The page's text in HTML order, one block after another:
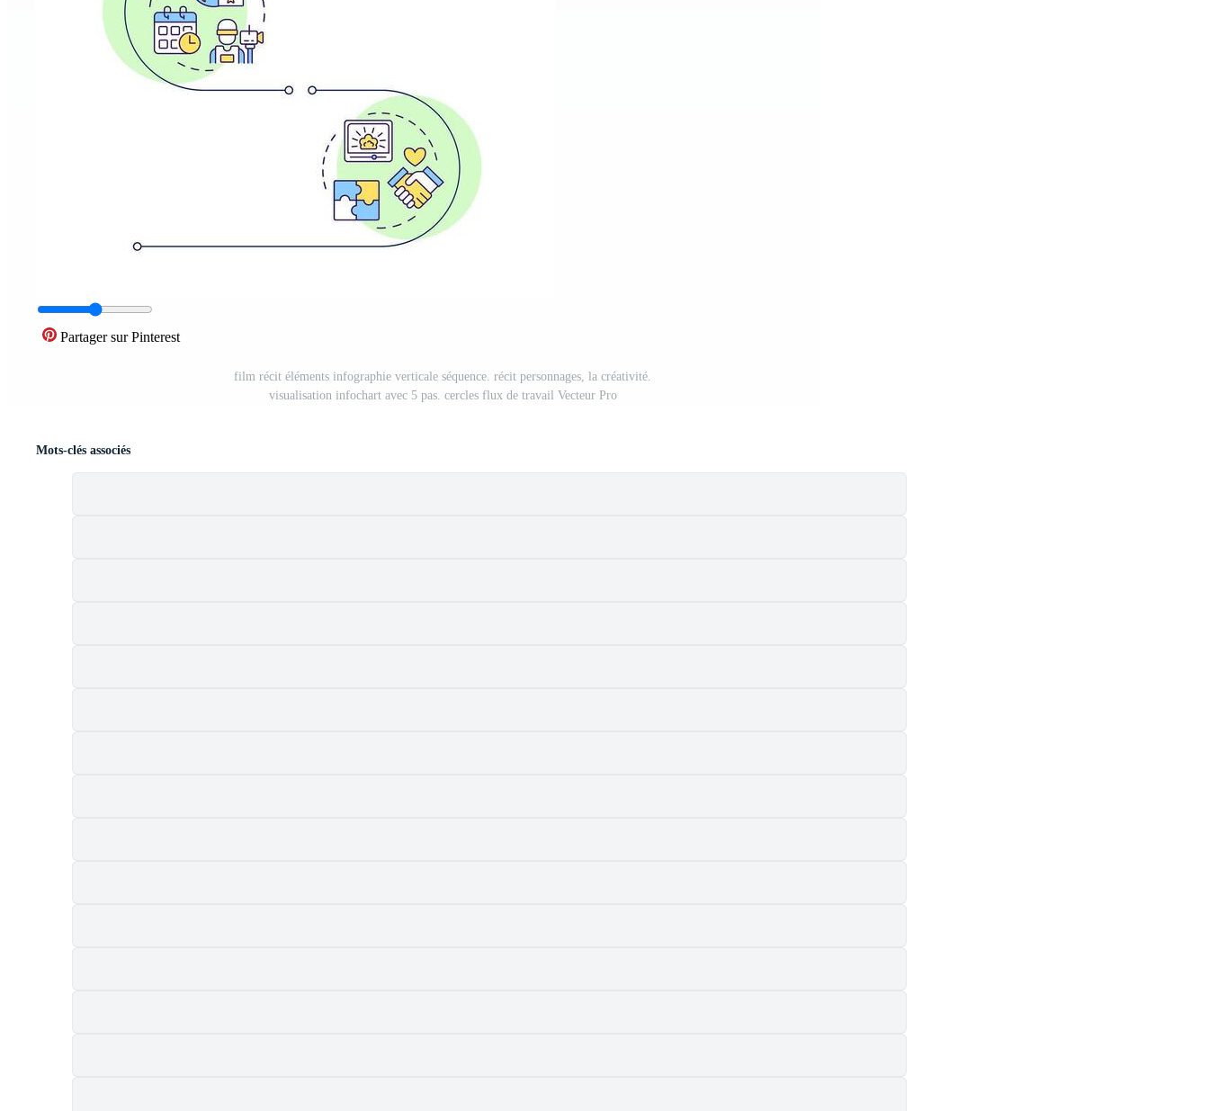
Partager sur Pinterest
film récit éléments infographie verticale séquence. récit personnages, la créativité.
visualisation infochart avec 5 pas. cercles flux de travail Vecteur Pro
Mots-clés associés